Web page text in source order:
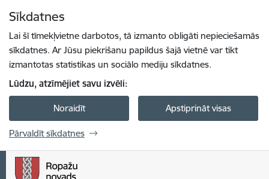
Sīkdatnes
Lai šī tīmekļvietne darbotos, tā izmanto obligāti nepieciešamās
sīkdatnes. Ar Jūsu piekrišanu papildus šajā vietnē var tikt
izmantotas statistikas un sociālo mediju sīkdatnes.
Lūdzu, atzīmējiet savu izvēli:
Noraidīt Apstiprināt visas
Pārvaldīt sīkdatnes